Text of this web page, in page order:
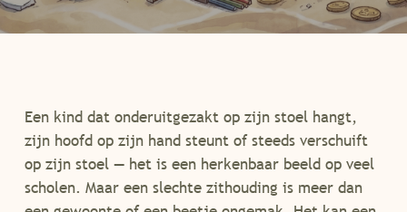
Een kind dat onderuitgezakt op zijn stoel hangt,
zijn hoofd op zijn hand steunt of steeds verschuift
op zijn stoel — het is een herkenbaar beeld op veel
scholen. Maar een slechte zithouding is meer dan